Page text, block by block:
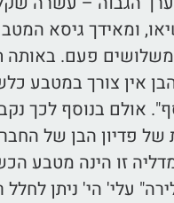
ומאידך גיסא
משלושים פעם. באותה
אין צורך במטבע
אולם בנוסף לכך
גם מדליות של פדיון הבן של
זו הינה מטבע
עלי' הי' ניתן לחלל